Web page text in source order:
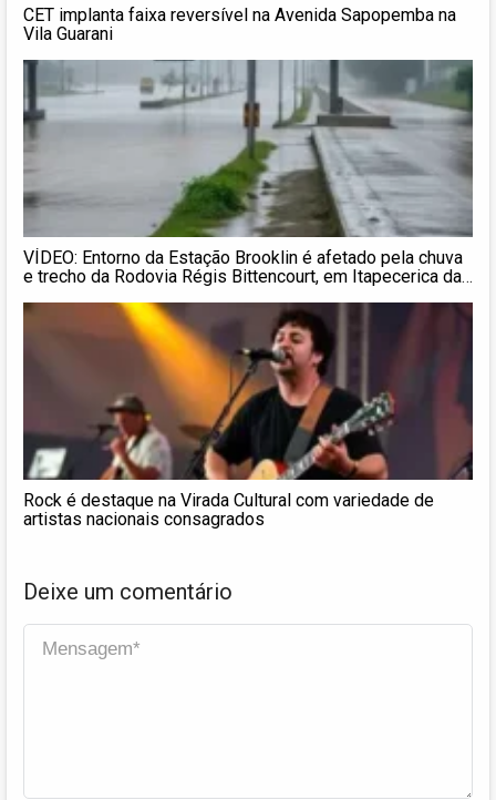
CET implanta faixa reversível na Avenida Sapopemba na
Vila Guarani
VÍDEO: Entorno da Estação Brooklin é afetado pela chuva
e trecho da Rodovia Régis Bittencourt, em Itapecerica da
Rock é destaque na Virada Cultural com variedade de
artistas nacionais consagrados
Deixe um comentário